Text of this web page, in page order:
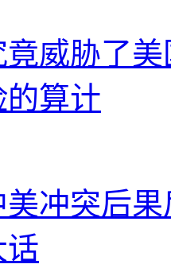
威胁了
算计
冲突后
话